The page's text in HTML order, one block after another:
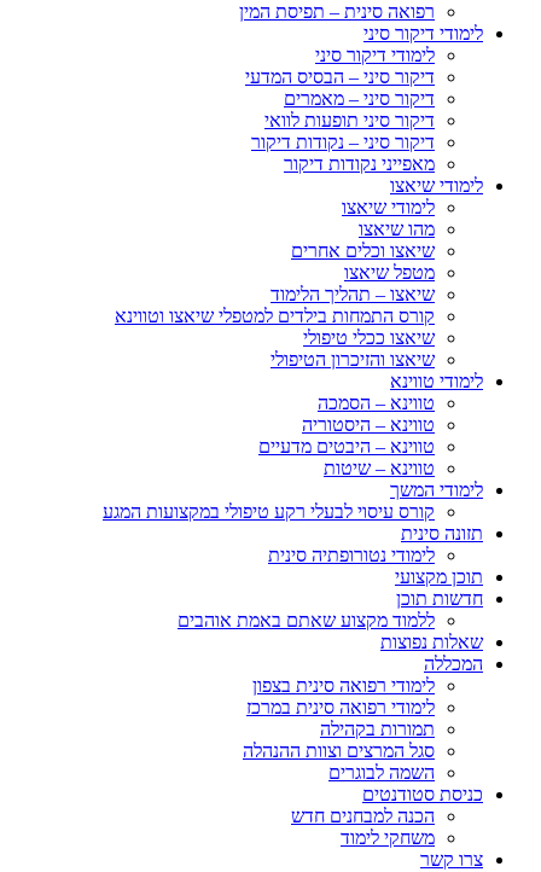
רפואה סינית – תפיסת המין
לימודי דיקור סיני
לימודי דיקור סיני
דיקור סיני – הבסיס המדעי
דיקור סיני – מאמרים
דיקור סיני תופעות לוואי
דיקור סיני – נקודות דיקור
מאפייני נקודות דיקור
לימודי שיאצו
לימודי שיאצו
מהו שיאצו
שיאצו וכלים אחרים
מטפל שיאצו
שיאצו – תהליך הלימוד
קורס התמחות בילדים למטפלי שיאצו וטווינא
שיאצו ככלי טיפולי
שיאצו והזיכרון הטיפולי
לימודי טווינא
טווינא – הסמכה
טווינא – היסטוריה
טווינא – היבטים מדעיים
טווינא – שיטות
לימודי המשך
קורס עיסוי לבעלי רקע טיפולי במקצועות המגע
תזונה סינית
לימודי נטורופתיה סינית
תוכן מקצועי
חדשות תוכן
ללמוד מקצוע שאתם באמת אוהבים
שאלות נפוצות
המכללה
לימודי רפואה סינית בצפון
לימודי רפואה סינית במרכז
תמורות בקהילה
סגל המרצים וצוות ההנהלה
השמה לבוגרים
כניסת סטודנטים
הכנה למבחנים חדש
משחקי לימוד
צרו קשר